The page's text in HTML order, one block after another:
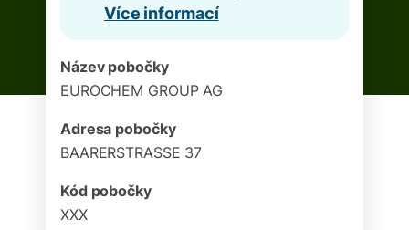
Více informací
Název pobočky
EUROCHEM GROUP AG
Adresa pobočky
BAARERSTRASSE 37
Kód pobočky
XXX